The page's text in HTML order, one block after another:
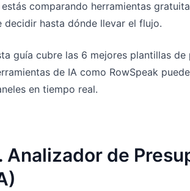
Gestiona pipeline, cuotas, previsiones y
seguimiento de ingresos.
Proyecto
Controla hitos, responsables, entregas
y estado.
periódicos del negocio.
Prompts útiles para
limpieza de datos.
Comunidad
Participa, haz preguntas y
otros usuarios.
usuarios y equipos.
estás comparando herramientas
decidir hasta dónde llevar el flujo.
guía cubre las 6 mejores plantillas
de IA como RowSpeak
en tiempo real.
Analizador de